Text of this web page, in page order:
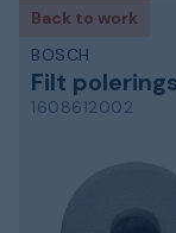
Back to work
BOSCH
1608612002